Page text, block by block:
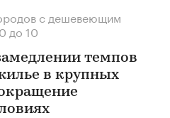
с дешевеющим
до 10
темпов
в крупных